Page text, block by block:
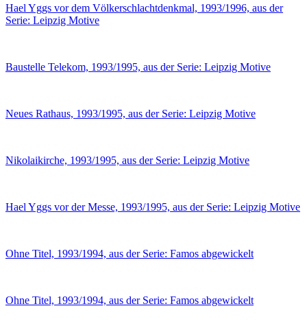
Hael Yggs vor dem Völkerschlachtdenkmal, 1993/1996, aus der
Serie: Leipzig Motive
Baustelle Telekom, 1993/1995, aus der Serie: Leipzig Motive
Neues Rathaus, 1993/1995, aus der Serie: Leipzig Motive
Nikolaikirche, 1993/1995, aus der Serie: Leipzig Motive
Hael Yggs vor der Messe, 1993/1995, aus der Serie: Leipzig Motive
Ohne Titel, 1993/1994, aus der Serie: Famos abgewickelt
Ohne Titel, 1993/1994, aus der Serie: Famos abgewickelt